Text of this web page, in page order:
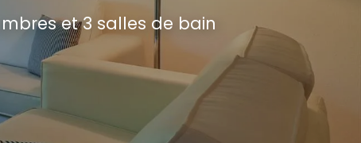
et 3 salles de bain